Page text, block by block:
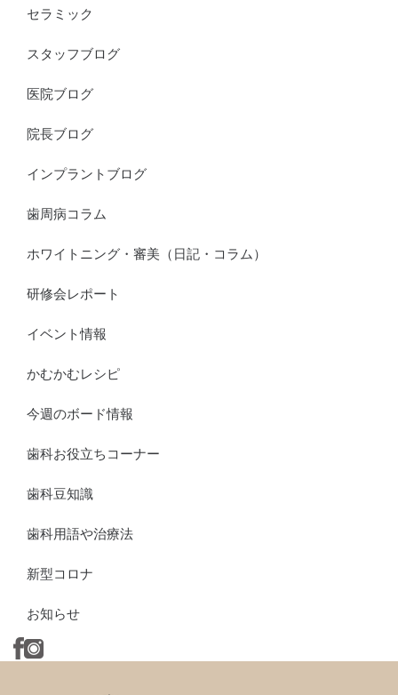
セラミック
スタッフブログ
医院ブログ
院長ブログ
インプラントブログ
歯周病コラム
ホワイトニング・審美（日記・コラム）
研修会レポート
イベント情報
かむかむレシピ
今週のボード情報
歯科お役立ちコーナー
歯科豆知識
歯科用語や治療法
新型コロナ
お知らせ